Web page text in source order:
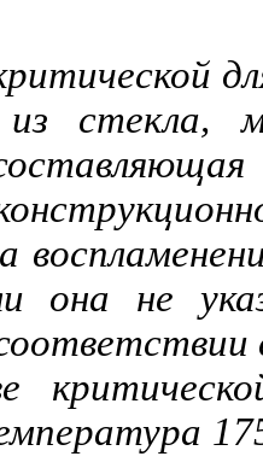
из стекла,
она не